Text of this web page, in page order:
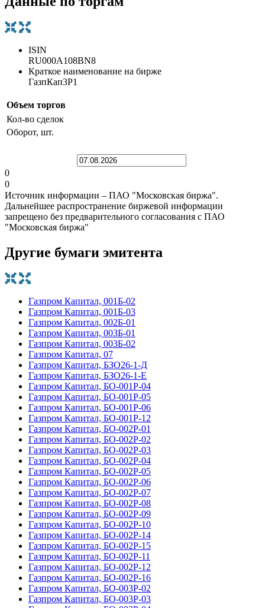
ISIN
RU000A108BN8
Краткое наименование на бирже
ГазпКап3P1
Объем торгов
Кол-во сделок
Оборот, шт.
0
0
Источник информации – ПАО "Московская биржа".
Дальнейшее распространение биржевой информации
запрещено без предварительного согласования с ПАО
"Московская биржа"
Другие бумаги эмитента
Газпром Капитал, 001Б-02
Газпром Капитал, 001Б-03
Газпром Капитал, 002Б-01
Газпром Капитал, 003Б-01
Газпром Капитал, 003Б-02
Газпром Капитал, 07
Газпром Капитал, БЗО26-1-Д
Газпром Капитал, БЗО26-1-Е
Газпром Капитал, БО-001Р-04
Газпром Капитал, БО-001Р-05
Газпром Капитал, БО-001Р-06
Газпром Капитал, БО-001Р-12
Газпром Капитал, БО-002P-01
Газпром Капитал, БО-002P-02
Газпром Капитал, БО-002P-03
Газпром Капитал, БО-002P-04
Газпром Капитал, БО-002P-05
Газпром Капитал, БО-002P-06
Газпром Капитал, БО-002P-07
Газпром Капитал, БО-002P-08
Газпром Капитал, БО-002P-09
Газпром Капитал, БО-002P-10
Газпром Капитал, БО-002P-14
Газпром Капитал, БО-002P-15
Газпром Капитал, БО-002Р-11
Газпром Капитал, БО-002Р-12
Газпром Капитал, БО-002Р-16
Газпром Капитал, БО-003Р-02
Газпром Капитал, БО-003Р-03